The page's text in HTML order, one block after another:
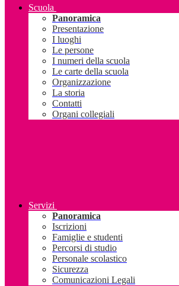
Scuola
Panoramica
Presentazione
I luoghi
Le persone
I numeri della scuola
Le carte della scuola
Organizzazione
La storia
Contatti
Organi collegiali
Servizi
Panoramica
Iscrizioni
Famiglie e studenti
Percorsi di studio
Personale scolastico
Sicurezza
Comunicazioni Legali